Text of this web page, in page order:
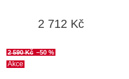
2 712 Kč
Akce
2 590 Kč –50 %